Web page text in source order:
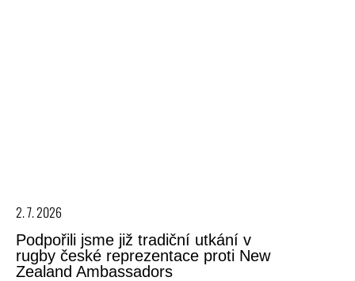
2. 7. 2026
Podpořili jsme již tradiční utkání v
rugby české reprezentace proti New
Zealand Ambassadors